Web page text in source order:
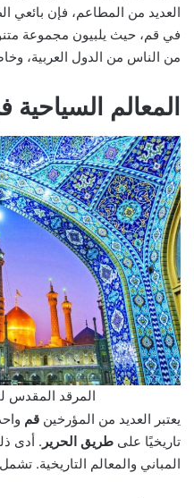
العديد من المطاعم، فإن بائعي
في قم، حيث يلبيون مجموعة
من الناس من الدول العربية،
المعالم
المرقد المقدس
يعتبر العديد من المؤرخين قم
تاريخيًا على طريق الحرير . أدى
المباني والمعالم التاريخية.